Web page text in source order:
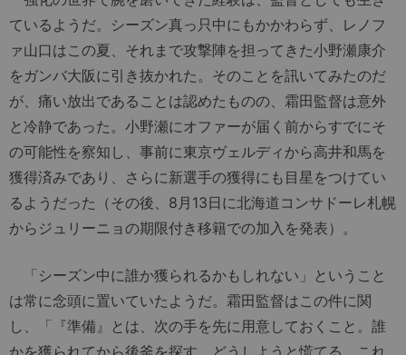
ているようだ。シーズン真っ只中にもかかわらず、レノフ
ァ山口はこの夏、それまで攻撃陣を担ってきた小野瀬康介
をガンバ大阪に引き抜かれた。そのことを訊いてみたのだ
が、痛い放出であることは認めたものの、霜田監督は意外
と冷静であった。小野瀬にオファーが届く前からすでにそ
の可能性を察知し、事前に東京ヴェルディから高井和馬を
獲得済みであり、さらに新選手の獲得にも目星をつけてい
るようだった（その後、8月13日に北海道コンサドーレ札幌
からジュリーニョの期限付き移籍での加入を発表）。
「シーズン中に誰か獲られるかもしれない」ということ
は常に念頭に置いていたようだ。霜田監督はこの件に関
し、「『準備』とは、次の手を先に用意しておくこと。誰